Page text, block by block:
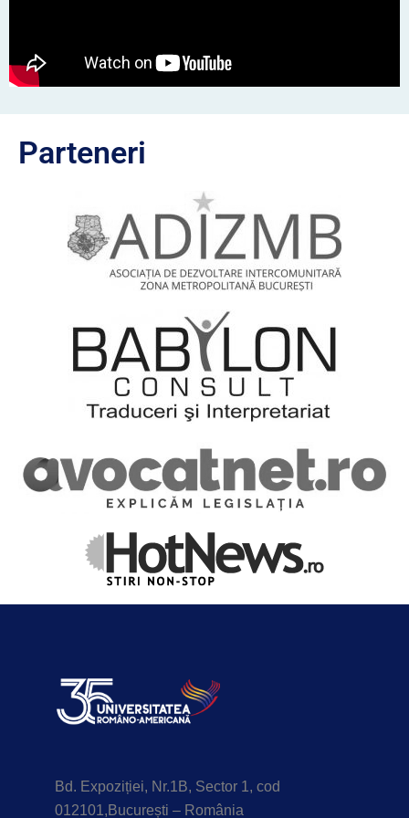
Parteneri
Bd. Expoziției, Nr.1B, Sector 1, cod
012101,București – România